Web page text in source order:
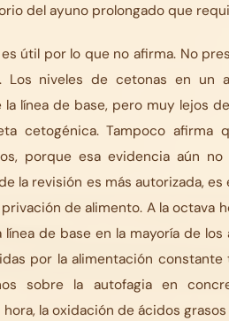
del ayuno prolongado que
útil por lo que no afirma. No
Los niveles de cetonas en un
línea de base, pero muy lejos
cetogénica. Tampoco afirma
porque esa evidencia aún
la revisión es más autorizada,
de alimento. A la octava
de base en la mayoría de
por la alimentación constante
sobre la autofagia en
la oxidación de ácidos